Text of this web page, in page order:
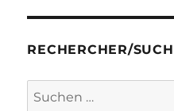
RECHERCHER/
Suchen